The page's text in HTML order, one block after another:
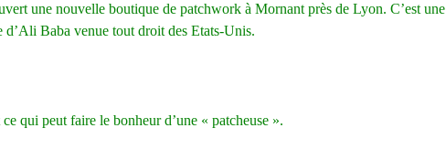
une nouvelle boutique de patchwork à Mornant près de Lyon. C’est une
d’Ali Baba venue tout droit des Etats-Unis.
qui peut faire le bonheur d’une « patcheuse ».